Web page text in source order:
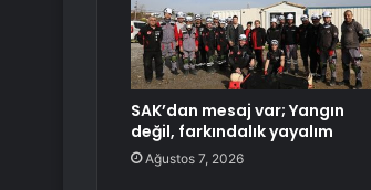
SAK’dan mesaj var; Yangın
değil, farkındalık yayalım
Ağustos 7, 2026